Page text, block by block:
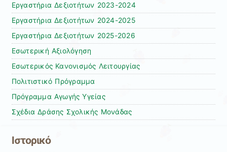
Εργαστήρια Δεξιοτήτων 2023-2024
Εργαστήρια Δεξιοτήτων 2024-2025
Εργαστήρια Δεξιοτήτων 2025-2026
Εσωτερική Αξιολόγηση
Εσωτερικός Κανονισμός Λειτουργίας
Πολιτιστικό Πρόγραμμα
Πρόγραμμα Αγωγής Υγείας
Σχέδια Δράσης Σχολικής Μονάδας
Ιστορικό